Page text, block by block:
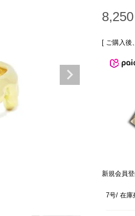
8,250
[ ご購入後、
新規会員
7号 在庫